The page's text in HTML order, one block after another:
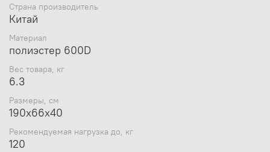
Удобная система сборки и разборки позволяет
подготовить или разобрать спальное место за
считанные минуты.
Прочная конструкция позволит разместиться и
крупному человеку. Выдерживает нагрузки по
весу в 120 кг.
раскладушка станет уютным ночлегом под
открытым небом на природе!!! Высокие ножки
приподнимают раскладную кемпинговую кровать
"WESTFIELD" от земли на 40 сантиметров, что,
Страна производитель
Китай
Материал
полиэстер 600D
Вес товара, кг
6.3
Размеры, см
190x66х40
Рекомендуемая нагрузка до, кг
120